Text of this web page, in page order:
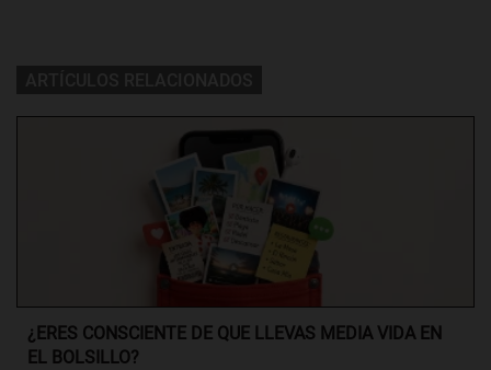
¿ERES CONSCIENTE DE QUE LLEVAS MEDIA VIDA EN
EL BOLSILLO?